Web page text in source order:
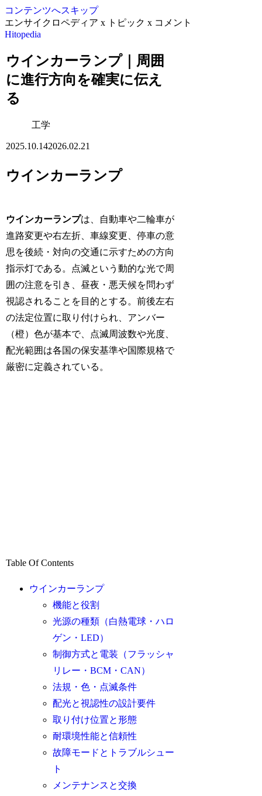
コンテンツへスキップ
エンサイクロペディア x トピック x コメント
Hitopedia
ウインカーランプ｜周囲
に進行方向を確実に伝え
る
工学
2025.10.142026.02.21
ウインカーランプ
ウインカーランプは、自動車や二輪車が
進路変更や右左折、車線変更、停車の意
思を後続・対向の交通に示すための方向
指示灯である。点滅という動的な光で周
囲の注意を引き、昼夜・悪天候を問わず
視認されることを目的とする。前後左右
の法定位置に取り付けられ、アンバー
（橙）色が基本で、点滅周波数や光度、
配光範囲は各国の保安基準や国際規格で
厳密に定義されている。
Table Of Contents
ウインカーランプ
機能と役割
光源の種類（白熱電球・ハロ
ゲン・LED）
制御方式と電装（フラッシャ
リレー・BCM・CAN）
法規・色・点滅条件
配光と視認性の設計要件
取り付け位置と形態
耐環境性能と信頼性
故障モードとトラブルシュー
ト
メンテナンスと交換